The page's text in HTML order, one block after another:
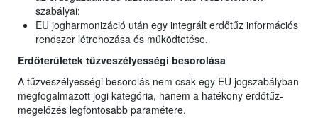
szabályai;
EU jogharmonizáció után egy integrált erdőtűz információs
rendszer létrehozása és működtetése.
Erdőterületek tűzveszélyességi besorolása
A tűzveszélyességi besorolás nem csak egy EU jogszabályban
megfogalmazott jogi kategória, hanem a hatékony erdőtűz-
megelőzés legfontosabb paramétere.